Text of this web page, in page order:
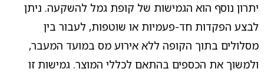
יתרון נוסף הוא הגמישות של קופת גמל להשקעה. ניתן
לבצע הפקדות חד-פעמיות או שוטפות, לעבור בין
מסלולים בתוך הקופה ללא אירוע מס במועד המעבר,
ולמשוך את הכספים בהתאם לכללי המוצר. גמישות זו